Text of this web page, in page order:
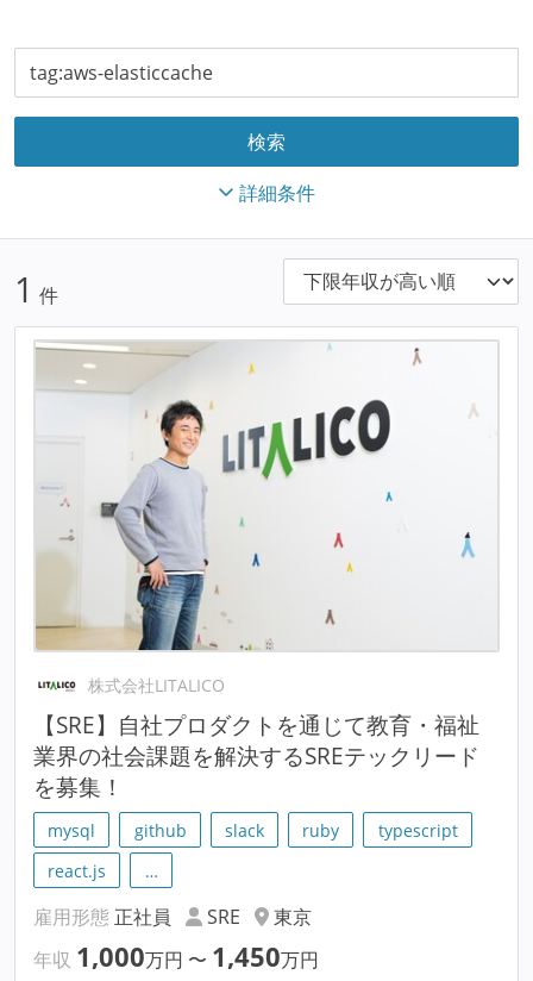
詳細条件
1 件
株式会社LITALICO
【SRE】自社プロダクトを通じて教育・福祉
業界の社会課題を解決するSREテックリード
を募集！
mysql github slack ruby
typescript
react.js
…
雇用形態 正社員 SRE
東京
年収 1,000万円 〜 1,450万円